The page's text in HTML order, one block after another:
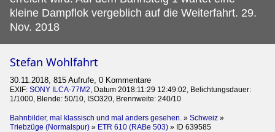
kleine Dampflok vergeblich auf die Weiterfahrt. 29.
Nov. 2018
Stefan Wohlfahrt
30.11.2018, 815 Aufrufe, 0 Kommentare
EXIF: SONY ILCA-77M2 , Datum 2018:11:29 12:49:02, Belichtungsdauer:
1/1000, Blende: 50/10, ISO320, Brennweite: 240/10
Bahnbilder, mal klassisch und mal anders gesehen. » Schweiz »
Triebzüge (Normalspur) » ETR 610 (RABe 503) » ID 639585